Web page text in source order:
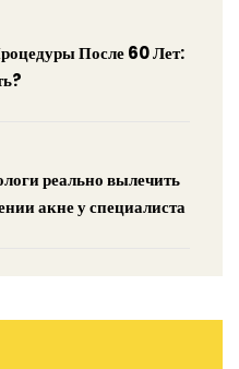
После 60 Лет:
реально вылечить
акне у специалиста